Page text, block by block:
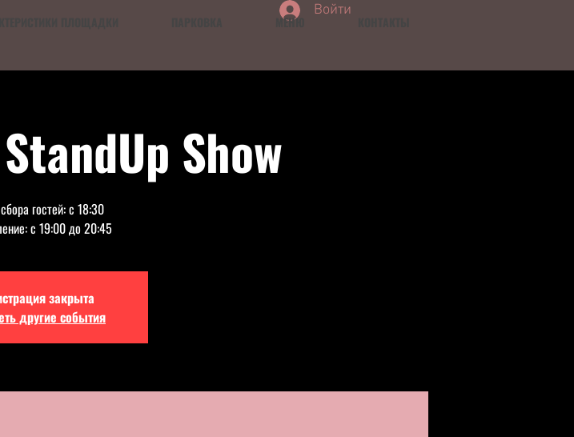
МЕНЮ
Войти
Show
гостей: с 18:30
с 19:00 до 20:45
закрыта
другие события